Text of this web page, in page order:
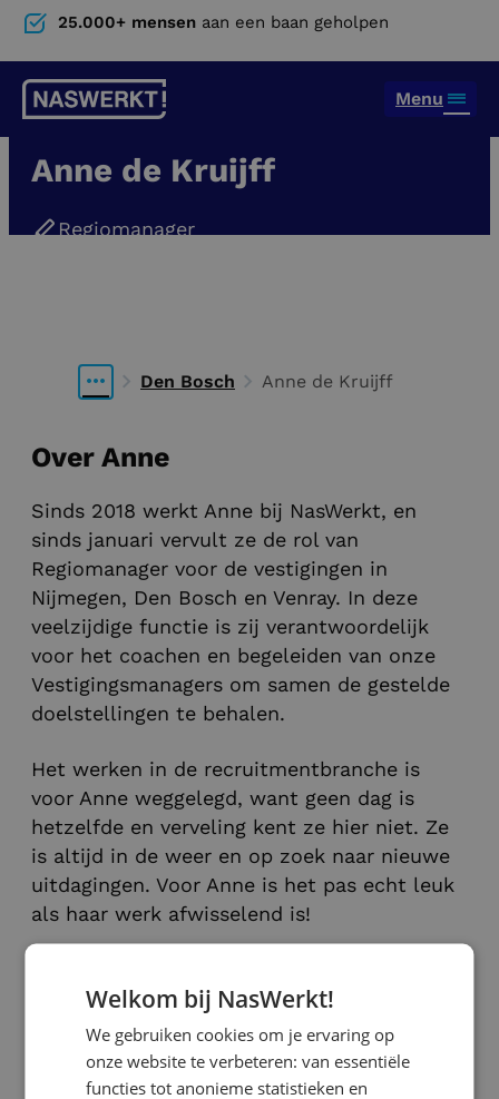
25.000+ mensen aan een baan geholpen
Menu
Anne de Kruijff
Regiomanager
Den Bosch Anne de Kruijff
Over Anne
Sinds 2018 werkt Anne bij NasWerkt, en
sinds januari vervult ze de rol van
Regiomanager voor de vestigingen in
Nijmegen, Den Bosch en Venray. In deze
veelzijdige functie is zij verantwoordelijk
voor het coachen en begeleiden van onze
Vestigingsmanagers om samen de gestelde
doelstellingen te behalen.
Het werken in de recruitmentbranche is
voor Anne weggelegd, want geen dag is
hetzelfde en verveling kent ze hier niet. Ze
is altijd in de weer en op zoek naar nieuwe
uitdagingen. Voor Anne is het pas echt leuk
als haar werk afwisselend is!
Welkom bij NasWerkt!
We gebruiken cookies om je ervaring op
onze website te verbeteren: van essentiële
functies tot anonieme statistieken en